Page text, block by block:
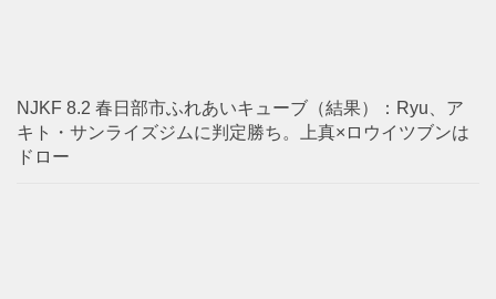
NJKF 8.2 春日部市ふれあいキューブ（結果）：Ryu、ア
キト・サンライズジムに判定勝ち。上真×ロウイツブンは
ドロー